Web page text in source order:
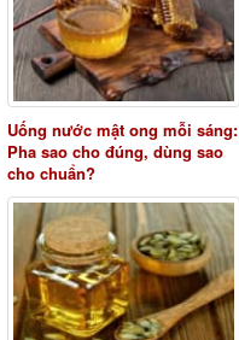
Uống nước mật ong mỗi sáng:
Pha sao cho đúng, dùng sao
cho chuẩn?